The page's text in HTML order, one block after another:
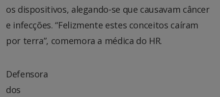
os dispositivos, alegando-se que causavam câncer
e infecções. “Felizmente estes conceitos caíram
por terra”, comemora a médica do HR.
Defensora
dos